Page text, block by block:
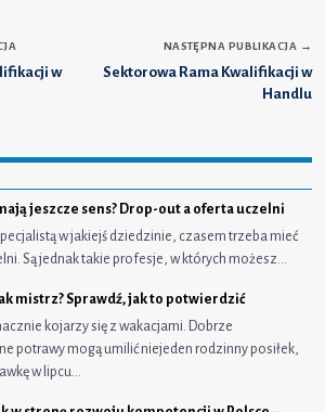
w
NASTĘPNA PUBLIKACJA →
Sektorowa Rama Kwalifikacji w
Handlu
jeszcze sens? Drop-out a oferta uczelni
w jakiejś dziedzinie, czasem trzeba mieć
Są jednak takie profesje, w których możesz…
mistrz? Sprawdź, jak to potwierdzić
kojarzy się z wakacjami. Dobrze
potrawy mogą umilić niejeden rodzinny posiłek,
w lipcu…